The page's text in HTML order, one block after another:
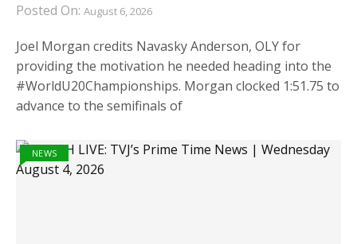
Posted On: August 6, 2026
Joel Morgan credits Navasky Anderson, OLY for
providing the motivation he needed heading into the
#WorldU20Championships. Morgan clocked 1:51.75 to
advance to the semifinals of
NEWS